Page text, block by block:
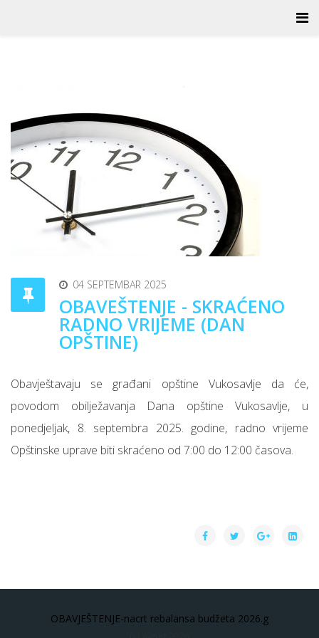
04 SEPTEMBAR 2025
OBAVEŠTENJE - SKRAĆENO
RADNO VRIJEME (DAN
OPŠTINE)
Obavještavaju se građani opštine Vukosavlje da će,
povodom obilježavanja Dana opštine Vukosavlje, u
ponedjeljak, 8. septembra 2025. godine, radno vrijeme
Opštinske uprave biti skraćeno od 7:00 do 12:00 časova.
OBAVJEŠTENJE-nacrt rebalansa budžeta 2026.g